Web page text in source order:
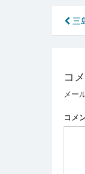
投
稿
ビ
ゲ
ー
三
コ
メー
コメ